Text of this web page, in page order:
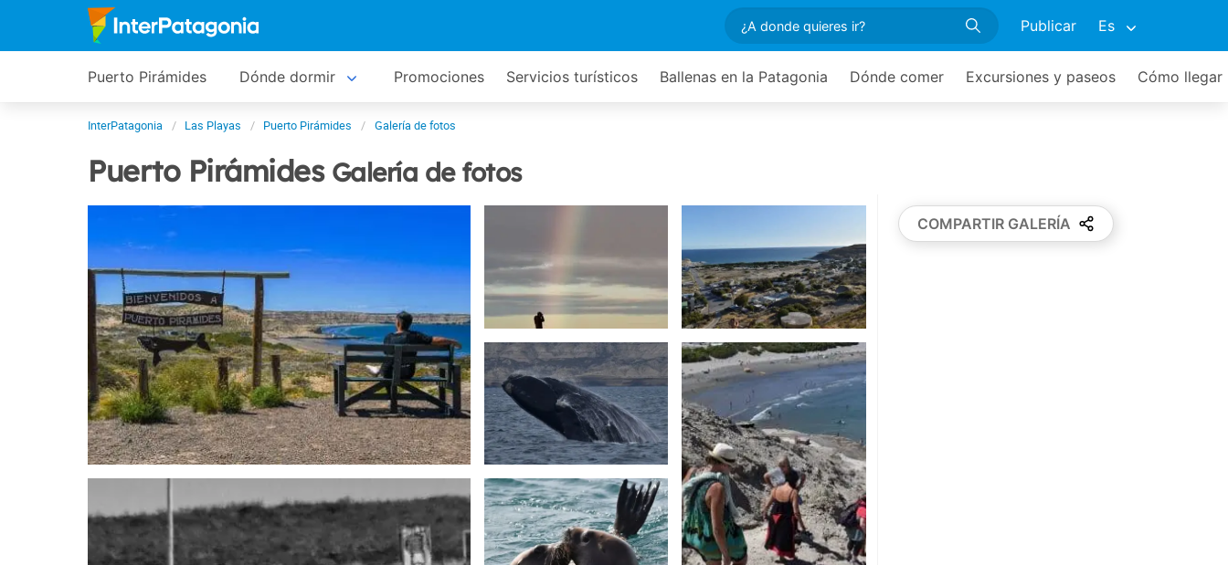
Publicar Es
Puerto Pirámides Dónde dormir Promociones Servicios turísticos Ballenas en la Patagonia Dónde comer Excursiones y paseos Cómo llegar
InterPatagonia Las Playas Puerto Pirámides Galería de fotos
Puerto Pirámides Galería de fotos
COMPARTIR GALERÍA